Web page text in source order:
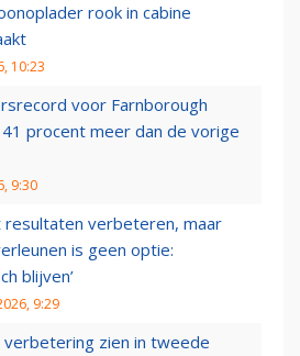
rook in cabine
10:23
voor Farnborough
procent meer dan de vorige
9:30
resultaten verbeteren, maar
is geen optie:
blijven’
9:29
verbetering zien in tweede